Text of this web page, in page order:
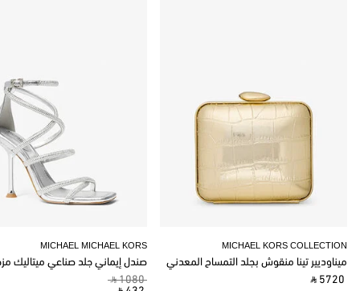
MICHAEL MICHAEL KORS
صندل إيماني جلد صناعي ميتاليك
‎ ⃁ 1080 ‎
MICHAEL KORS COLLECTION
ميناوديير تينا منقوش بجلد التمساح المعدني
‎ ⃁ 5720 ‎